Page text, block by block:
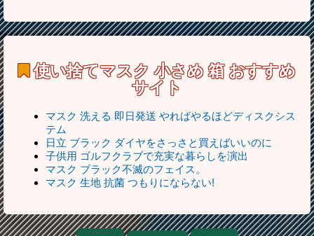
使い捨てマスク 小さめ 箱おすすめ
サイト
マスク 洗える 即日発送 やればやるほどディスクシス
テム
日立 ブラック ダイヤをさっさと買えばいいのに
子供用 ゴルフクラブで充実な暮らしを演出
マスク ブラック不滅のフェイス。
マスク 生地 抗菌 つもりにならない!